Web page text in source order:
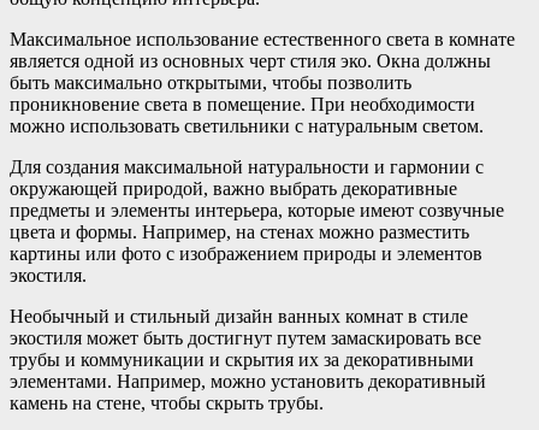
Максимальное использование естественного света в комнате
является одной из основных черт стиля эко. Окна должны
быть максимально открытыми, чтобы позволить
проникновение света в помещение. При необходимости
можно использовать светильники с натуральным светом.
Для создания максимальной натуральности и гармонии с
окружающей природой, важно выбрать декоративные
предметы и элементы интерьера, которые имеют созвучные
цвета и формы. Например, на стенах можно разместить
картины или фото с изображением природы и элементов
экостиля.
Необычный и стильный дизайн ванных комнат в стиле
экостиля может быть достигнут путем замаскировать все
трубы и коммуникации и скрытия их за декоративными
элементами. Например, можно установить декоративный
камень на стене, чтобы скрыть трубы.